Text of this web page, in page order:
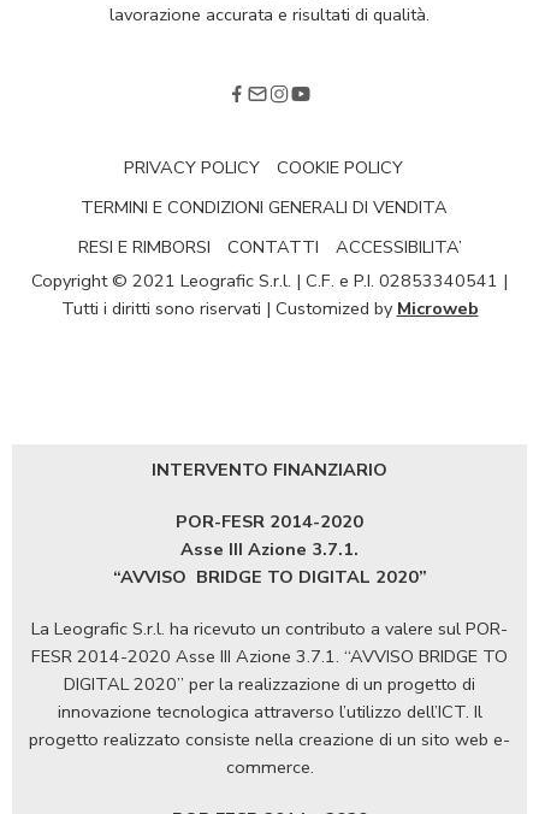
lavorazione accurata e risultati di qualità.
PRIVACY POLICY
COOKIE POLICY
TERMINI E CONDIZIONI GENERALI DI VENDITA
RESI E RIMBORSI
CONTATTI
ACCESSIBILITA’
Copyright © 2021 Leografic S.r.l. | C.F. e P.I. 02853340541 |
Tutti i diritti sono riservati | Customized by Microweb
INTERVENTO FINANZIARIO
POR-FESR 2014-2020
Asse III Azione 3.7.1.
“AVVISO BRIDGE TO DIGITAL 2020”
La Leografic S.r.l. ha ricevuto un contributo a valere sul POR-
FESR 2014-2020 Asse III Azione 3.7.1. “AVVISO BRIDGE TO
DIGITAL 2020” per la realizzazione di un progetto di
innovazione tecnologica attraverso l’utilizzo dell’ICT. Il
progetto realizzato consiste nella creazione di un sito web e-
commerce.